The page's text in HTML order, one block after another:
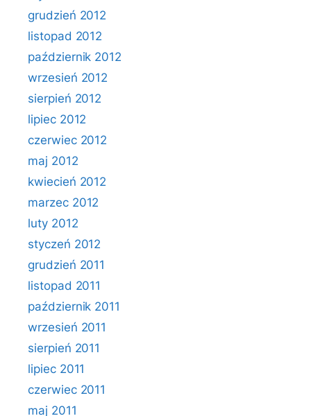
grudzień 2012
listopad 2012
październik 2012
wrzesień 2012
sierpień 2012
lipiec 2012
czerwiec 2012
maj 2012
kwiecień 2012
marzec 2012
luty 2012
styczeń 2012
grudzień 2011
listopad 2011
październik 2011
wrzesień 2011
sierpień 2011
lipiec 2011
czerwiec 2011
maj 2011